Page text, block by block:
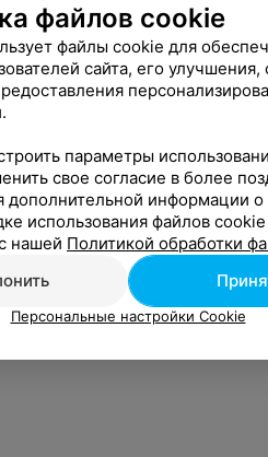
файлов cookie
файлы cookie для
сайта, его улучшения,
параметры
свое согласие в более
дополнительной информации о
использования файлов
нашей Политикой обработки
Персональные настройки Cookie